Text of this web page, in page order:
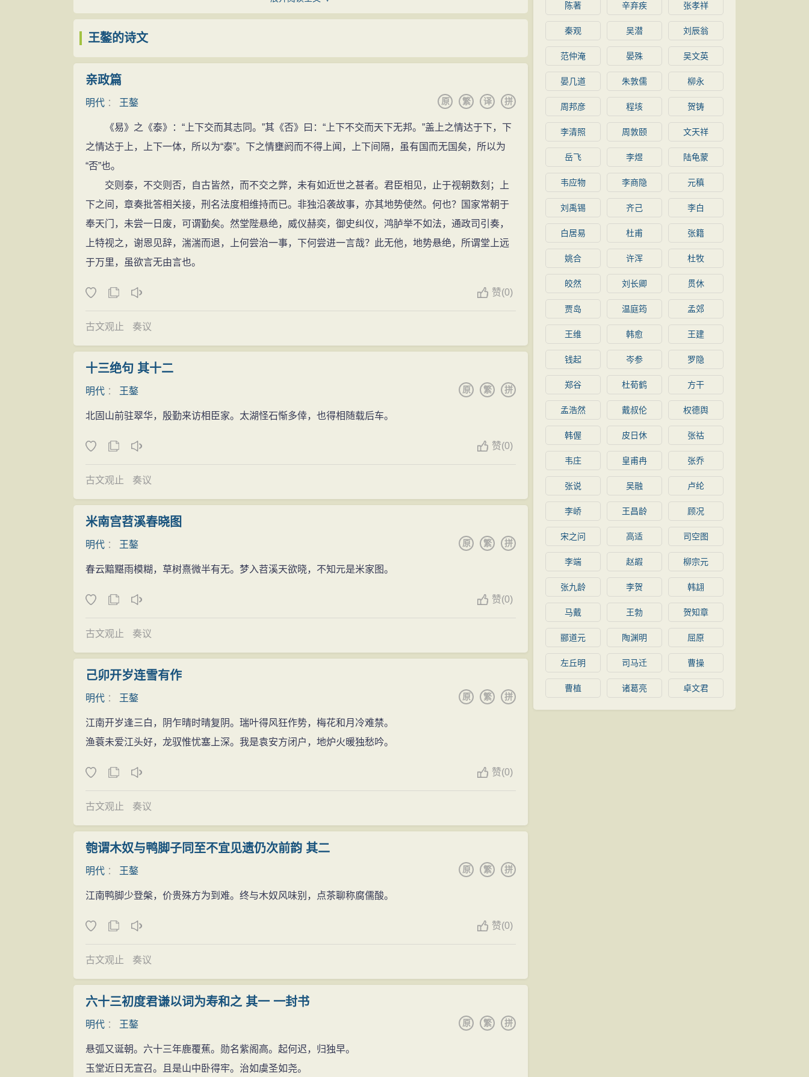
王鏊博学善于识别人才，文章雅正，言谈议论明晰流畅。晚年著《性善论》一篇，王守仁看后
说：“王公的文章达到精深的境界，世上的人也很难达到。”他在弘治、正德时期，以高第探花、台阁重
臣的身份，对台阁、乡邦文学都产生了重要影响，成为弘治、正德间，文体变革的先行者和楷模。他
的黜浮崇古的文学观和尚经术、去险诡的取士倾向，影响了一代文风。他承接了吴宽的老一批吴中交
游圈，又发展了新一批吴中及淮左文人，交游较密切的如文徵明（文壁）、唐寅、都穆、蔡羽、邵
宝、杨一清、靳贵及“娄东三凤”等。继吴宽之后，他对吴中诗派，尤其是其中坚力量如“吴中四才子”
等，产生了更为直接的影响。
文章大家
王鏊著作《震泽长语》 王鏊的文学观点是复古的，但他显得比较开通一些。一是在复古范围上，
他不专于唐，亦不专以宋，而是比较辩证地看待前代诗歌：“予尝评古今诗，唐以格高，宋以学胜，至
元乃出入二者之间，其实似宋，其韵似唐，而世变之，高下则不可强也。”二是在复古方法上，他主张
“师其意，不师其词”、“为文必师古，使人读之不知所师，善师古者也……所谓师其意，不师其词，此
得其正，而李翱又兼得其态，“合三子一之”才是完整的。因此，王鏊又强调，如要师其意，就需要博
行体中偶有力作。但王鏊写得最好的是七言近体。王鏊集中还有一组集中写武宗荒淫逸游的《十三绝
句》，温雅之中深含讽刺，十分难得，朱彝尊极为欣赏，称其“甚得讽谏之体。”王鏊“时文工而古文亦
工”，为一代文章大家。他黜浮崇古，湛深经术，所以其文章舂容醇厚、渊深博赡，颇有唐宋遗风。其
“墓志铭”类文章，写人纪事，重视节操，联系时运，舂容有度，不华不饰，质朴典重，也有相当的文学
价值。如为顾佐、倪岳、赵宽、沈周等人写的墓志铭等。见于他的“杂传”中的一些经学、史学类的文
个人作品
文编》辑有《王文恪公文集》。王鏊还曾参与编修《明宪宗实录》、《明孝宗实录》，任《孝宗实
录》副总裁。并与徐溥等共修《大明会典》，任副总裁。其所撰《姑苏志》共六十卷，分沿革、疆
域、山水、风俗、户口、城池、寺观、古迹、纪事、杂事等，共三十一门。该志采用纲目体。《四库
全书总目提要》评该志“繁简得中，考核精当”。
书法
略见干涩，此或与硬毫书有关耳。
王鏊家居共14年，“不治生产，惟看书著作为娱，旁无所好，兴致古澹，有悠然物外之趣”。筑“颜
乐堂”、“宜晚轩”，富藏书。与吴宽、唐寅、文徵明等藏书家互相唱和。曾自称：家世藏书，分散于数
处，以防散佚、水火之虞。清人姜绍书论他为明一代藏书家之一。藏书印有“济之”、“御题文学侍从”、
“渭北春天树，江东日暮云，何时一樽酒，重与细论文”、“王济之图书”、“大学士章”、“三槐之裔大宗伯
章”、“震泽世家”等。刊刻图书有《孙可之集》、《古尚方》等。
一时盛名天下。
成化十四年（1478年），进阶文林郎。八月，上疏乞假还乡。抵家三月后，母叶孺人逝世，王鏊
成化十六年（1480年），王鏊仍守制在家，闭门读书，远避权贵。
规劝孝宗
弘治四年（1491年）八月，《明宪宗实录》修成，升任右春坊、右谕德、侍讲经筵官。当时孝宗
宠信宦官李广，整日在李广陪伴下游玩。王鏊便以周文王勤政的典故反复劝谏，终使孝宗感动。日讲
完后，孝宗对李广说：“讲官指的是你们。”在选择太子僚属时，孝宗命他以原职兼任太子谕德，不久转
少詹事，因吏部尚书韩文荐，擢为吏部右侍郎。
弘治七年（1494年），进阶奉直大夫、右春坊、右谕德。
弘治八年（1495年）三月，改侍读学士，充日讲官。
弘治十年（1497年）三月，孝宗敕令修《大明会典》，由大学士徐溥任总裁，王鏊任副总裁。
弘治十三年（1500年），进吏部右侍郎，仍兼日讲官。
匡补时局
时明武宗“好逸乐”，不问政事，太监刘瑾专权，吏治大坏。王鏊与吏部尚书韩文等人要求武宗诛刘瑾等
想引焦芳入阁，但廷议只推荐王鏊。刘瑾迫于公论，命王鏊以原职兼学士，与焦芳一同入阁。一月
后，升任户部尚书、文渊阁大学士、国史总裁、同知经筵事。十二月，明景帝汪皇后去世，朝廷对以
正德二年（1507年）八月，加少傅兼太子太傅、武英殿大学士，仍任户部尚书。 正德四年
埋。王鏊认为不可，最终才得以妃礼下葬。当时，尚宝卿崔璇等三人被迫害差点死去，王鏊对刘瑾
崔璇等才得以免死遣送戍边。刘瑾恨已致仕的韩文，一心要置他于死地，又想借故中伤刘健、谢迁，
王鏊与李东阳前后都极力相救，使刘瑾阴谋未得逞。有人在刘瑾面前诽谤杨一清，称他筑边墙浪费军
急流勇退
瑾更为专横，士大夫深受其害。王鏊无法挽救，就力求辞官返乡。正德四年（1509年）五月，他三次
上疏请辞，才被批准。武宗赐他玺书、马车，有关部门按旧例供应粮食、奴仆。王鏊家居十六年，廷
寿福康宁
正德五年（1510年），《明孝宗实录》修成，王鏊因曾参与编修，获赐白金五十两。
正德十二年（1517年），王鏊撰成《震泽文集》。
嘉靖元年（1522年），明世宗朱厚熜即位，派行人柯维熊慰问王鏊，并赐羊酒以示优眷。王鏊上
嘉靖三年（1524年），世宗又命有关部门慰问王鏊。同年三月十一日（4月14日），王鏊于家中
逝世，享年七十五岁。世宗闻讯后，辍朝一日，赐麻布五十匹，赙米五十石，谕令祭九坛，诏命工部
派人前往办丧。追赠太傅，谥号文恪。
王鏊的诗文
亲政篇
明代 ： 王鏊 拼
译
繁
原
《易》之《泰》：“上下交而其志同。”其《否》曰：“上下不交而天下无邦。”盖上之情达于下，下
之情达于上，上下一体，所以为“泰”。下之情壅阏而不得上闻，上下间隔，虽有国而无国矣，所以为
“否”也。
交则泰，不交则否，自古皆然，而不交之弊，未有如近世之甚者。君臣相见，止于视朝数刻；上
下之间，章奏批答相关接，刑名法度相维持而已。非独沿袭故事，亦其地势使然。何也？国家常朝于
奉天门，未尝一日废，可谓勤矣。然堂陛悬绝，威仪赫奕，御史纠仪，鸿胪举不如法，通政司引奏，
上特视之，谢恩见辞，湍湍而退，上何尝治一事，下何尝进一言哉？此无他，地势悬绝，所谓堂上远
于万里，虽欲言无由言也。
赞(0)
古文观止 奏议
十三绝句 其十二
明代 ： 王鏊 拼
繁
原
北固山前驻翠华，殷勤来访相臣家。太湖怪石惭多倖，也得相随载后车。
赞(0)
古文观止 奏议
米南宫苕溪春晓图
明代 ： 王鏊 拼
繁
原
春云黯黮雨模糊，草树熹微半有无。梦入苕溪天欲晓，不知元是米家图。
赞(0)
古文观止 奏议
己卯开岁连雪有作
明代 ： 王鏊 拼
繁
原
江南开岁逢三白，阴乍晴时晴复阴。瑞叶得风狂作势，梅花和月冷难禁。
渔蓑未爱江头好，龙驭惟忧塞上深。我是袁安方闭户，地炉火暖独愁吟。
赞(0)
古文观止 奏议
匏谓木奴与鸭脚子同至不宜见遗仍次前韵 其二
明代 ： 王鏊 拼
繁
原
江南鸭脚少登槃，价贵殊方为到难。终与木奴风味别，点茶聊称腐儒酸。
赞(0)
古文观止 奏议
六十三初度君谦以词为寿和之 其一 一封书
明代 ： 王鏊 拼
繁
原
悬弧又诞朝。六十三年鹿覆蕉。勋名紫阁高。起何迟，归独早。
玉堂近日无宣召。且是山中卧得牢。治如虞圣如尧。
陈著 辛弃疾 张孝祥
秦观 吴潜 刘辰翁
范仲淹 晏殊 吴文英
晏几道 朱敦儒 柳永
周邦彦 程垓 贺铸
李清照 周敦颐 文天祥
岳飞 李煜 陆龟蒙
韦应物 李商隐 元稹
刘禹锡 齐己 李白
白居易 杜甫 张籍
姚合 许浑 杜牧
皎然 刘长卿 贯休
贾岛 温庭筠 孟郊
王维 韩愈 王建
钱起 岑参 罗隐
郑谷 杜荀鹤 方干
孟浩然 戴叔伦 权德舆
韩偓 皮日休 张祜
韦庄 皇甫冉 张乔
张说 吴融 卢纶
李峤 王昌龄 顾况
宋之问 高适 司空图
李端 赵嘏 柳宗元
张九龄 李贺 韩翃
马戴 王勃 贺知章
郦道元 陶渊明 屈原
左丘明 司马迁 曹操
曹植 诸葛亮 卓文君